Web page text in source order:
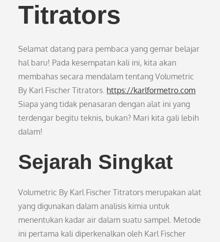
Titrators
Selamat datang para pembaca yang gemar belajar
hal baru! Pada kesempatan kali ini, kita akan
membahas secara mendalam tentang Volumetric
By Karl Fischer Titrators. https://karlformetro.com
Siapa yang tidak penasaran dengan alat ini yang
terdengar begitu teknis, bukan? Mari kita gali lebih
dalam!
Sejarah Singkat
Volumetric By Karl Fischer Titrators merupakan alat
yang digunakan dalam analisis kimia untuk
menentukan kadar air dalam suatu sampel. Metode
ini pertama kali diperkenalkan oleh Karl Fischer